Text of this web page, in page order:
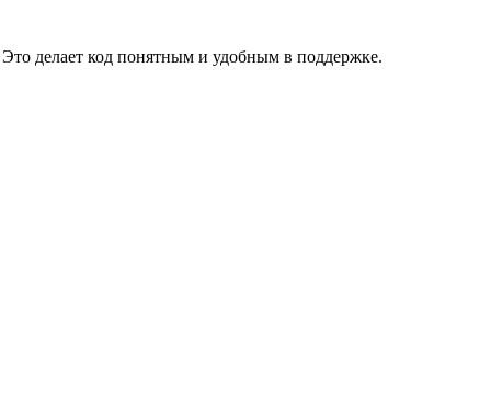
делает код понятным и удобным в поддержке.